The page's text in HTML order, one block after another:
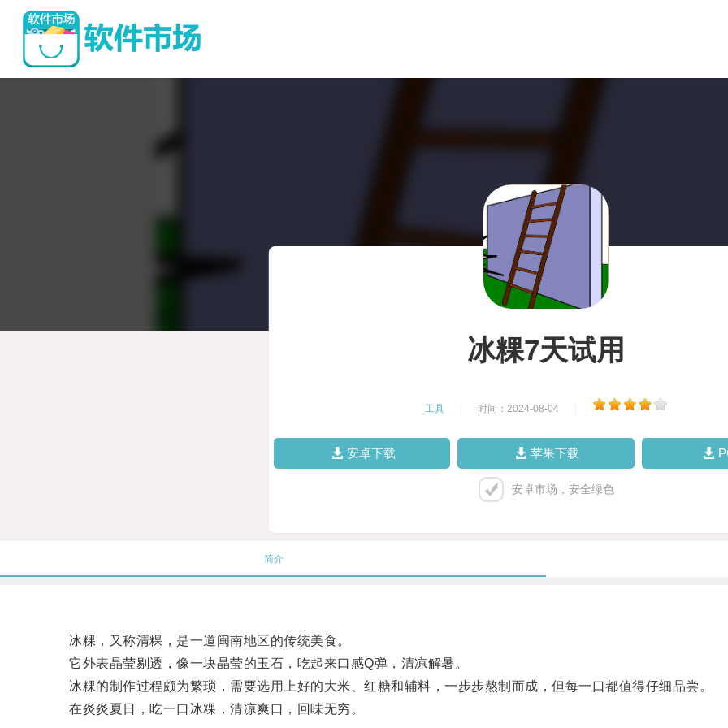
冰粿7天试用
工具 时间：2024-08-04
安卓下载 苹果下载
安卓市场，安全绿色
简介
冰粿，又称清粿，是一道闽南地区的传统美食。
它外表晶莹剔透，像一块晶莹的玉石，吃起来口感Q弹，清凉解暑。
冰粿的制作过程颇为繁琐，需要选用上好的大米、红糖和辅料，一步步熬制而成，但每一口都值得仔细品尝。
在炎炎夏日，吃一口冰粿，清凉爽口，回味无穷。